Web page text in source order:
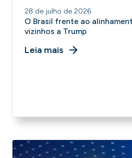
28 de julho de 2026
O Brasil frente ao
vizinhos a Trump
Leia mais